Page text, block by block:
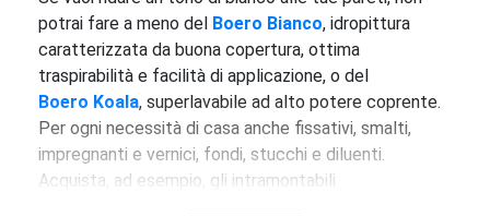
potrai fare a meno del Boero Bianco, idropittura
caratterizzata da buona copertura, ottima
traspirabilità e facilità di applicazione, o del
Boero Koala, superlavabile ad alto potere coprente.
Per ogni necessità di casa anche fissativi, smalti,
impregnanti e vernici, fondi, stucchi e diluenti.
Acquista, ad esempio, gli intramontabili